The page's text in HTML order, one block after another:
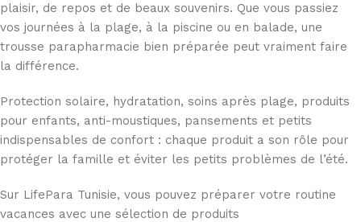
plaisir, de repos et de beaux souvenirs. Que vous passiez
vos journées à la plage, à la piscine ou en balade, une
trousse parapharmacie bien préparée peut vraiment faire
la différence.
Protection solaire, hydratation, soins après plage, produits
pour enfants, anti-moustiques, pansements et petits
indispensables de confort : chaque produit a son rôle pour
protéger la famille et éviter les petits problèmes de l’été.
Sur LifePara Tunisie, vous pouvez préparer votre routine
vacances avec une sélection de produits